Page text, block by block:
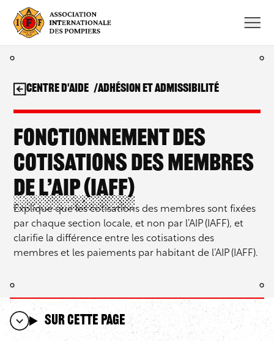
contenu
Fonctionnement des
cotisations des membres
de l’AIP (IAFF)
Explique que les cotisations des membres sont fixées
par chaque section locale, et non par l’AIP (IAFF), et
clarifie la différence entre les cotisations des
membres et les paiements par habitant de l’AIP (IAFF).
Centre d'aide Adhésion et admissibilité
Sur cette page